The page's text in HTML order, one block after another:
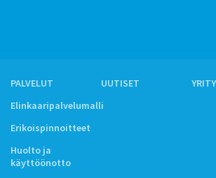
PALVELUT
Elinkaaripalvelumalli
Erikoispinnoitteet
Huolto ja
käyttöönotto
UUTISET